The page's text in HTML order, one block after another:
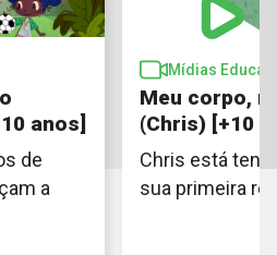
anos]
de
a
Mídias
Meu corpo,
(Chris) [+10
Chris está
sua primeira